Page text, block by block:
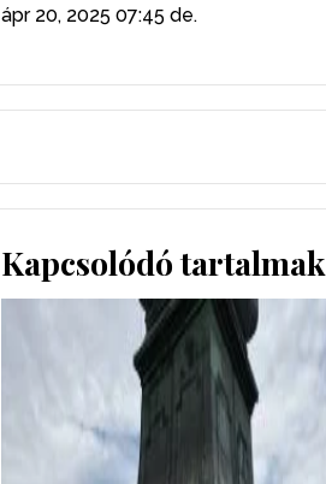
ápr 20, 2025 07:45 de.
Kapcsolódó tartalmak